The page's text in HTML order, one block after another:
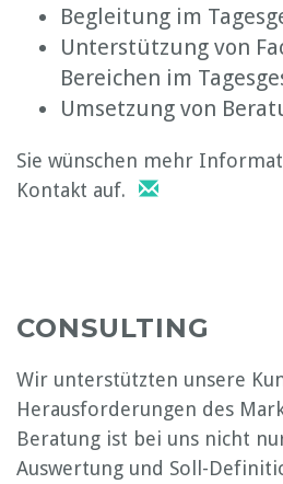
Begleitung im
Unterstützung von
Bereichen im
Umsetzung von
Sie wünschen mehr
Kontakt auf.
CONSULTING
Wir unterstützten unsere
Herausforderungen des
Beratung ist bei uns nicht
Auswertung und Soll-